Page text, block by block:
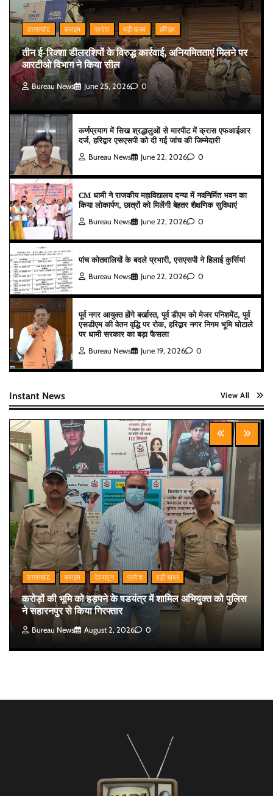
उत्तराखंड क्राइम प्रदेश बड़ी खबर हरिद्वार
तीन ई-रिक्शा डीलरशिपों के विरुद्ध कार्रवाई, अनियमितताएं मिलने पर
आरटीओ विभाग ने किया सील
Bureau News June 25, 2026 0
कर्णप्रयाग में सिख श्रद्धालुओं से मारपीट में क्रास एफआईआर
दर्ज, हरिद्वार एसएसपी को दी गई जांच की जिम्मेदारी
Bureau News June 22, 2026 0
CM धामी ने राजकीय महाविद्यालय दन्या में नवनिर्मित भवन का
किया लोकार्पण, छात्रों को मिलेंगी बेहतर शैक्षणिक सुविधाएं
Bureau News June 22, 2026 0
पांच कोतवालियों के बदले प्रभारी, एसएसपी ने हिलाई कुर्सियां
Bureau News June 22, 2026 0
पूर्व नगर आयुक्त होंगे बर्खास्त, पूर्व डीएम को मेजर पनिशमेंट, पूर्व
एसडीएम की वेतन वृद्धि पर रोक, हरिद्वार नगर निगम भूमि घोटाले
पर धामी सरकार का बड़ा फैसला
Bureau News June 19, 2026 0
Instant News View All
उत्तराखंड क्राइम देहरादून प्रदेश बड़ी खबर
करोड़ों की भूमि को हड़पने के षडयंत्र में शामिल अभियुक्त को पुलिस
ने सहारनपुर से किया गिरफ्तार
Bureau News August 2, 2026 0